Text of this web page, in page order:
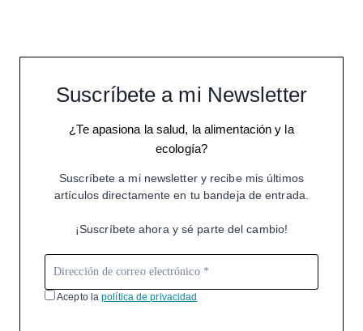
Suscríbete a mi Newsletter
¿Te apasiona la salud, la alimentación y la
ecología?
Suscríbete a mi newsletter y recibe mis últimos
artículos directamente en tu bandeja de entrada.
¡Suscríbete ahora y sé parte del cambio!
Acepto lapolítica de privacidad